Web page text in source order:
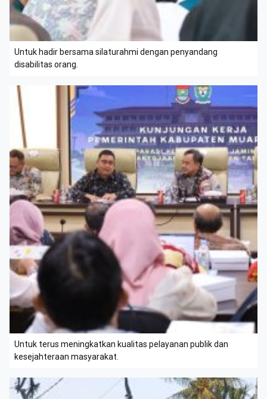
Untuk hadir bersama silaturahmi dengan penyandang
disabilitas orang.
Untuk terus meningkatkan kualitas pelayanan publik dan
kesejahteraan masyarakat.